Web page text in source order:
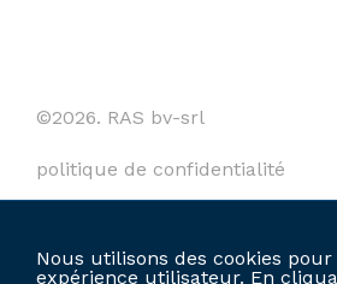
Nous utilisons des cookies
expérience utilisateur. En
©2026. RAS bv-srl
politique de confidentialité
termes et conditions